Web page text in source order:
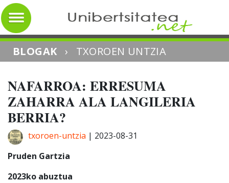
BLOGAK › TXOROEN UNTZIA
NAFARROA: ERRESUMA
ZAHARRA ALA LANGILERIA
BERRIA?
txoroen-untzia | 2023-08-31
Pruden Gartzia
2023ko abuztua